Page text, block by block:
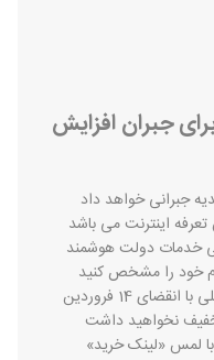
جبران افزایش
جبرانی خواهد داد
اینترنت می باشد
خود را مشخص کنید
نخواهید داشت
لمس «لینک خرید»